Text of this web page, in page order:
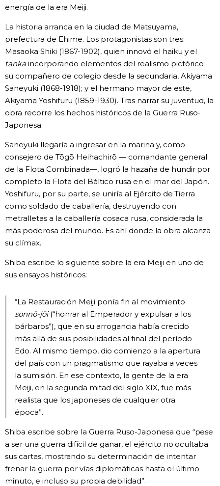
energía de la era Meiji.
La historia arranca en la ciudad de Matsuyama,
prefectura de Ehime. Los protagonistas son tres:
Masaoka Shiki (1867-1902), quien innovó el haiku y el
tankaincorporando elementos del realismo pictórico;
su compañero de colegio desde la secundaria, Akiyama
Saneyuki (1868-1918); y el hermano mayor de este,
Akiyama Yoshifuru (1859-1930). Tras narrar su juventud, la
obra recorre los hechos históricos de la Guerra Ruso-
Japonesa.
Saneyuki llegaría a ingresar en la marina y, como
consejero de Tōgō Heihachirō — comandante general
de la Flota Combinada—, logró la hazaña de hundir por
completo la Flota del Báltico rusa en el mar del Japón.
Yoshifuru, por su parte, se uniría al Ejército de Tierra
como soldado de caballería, destruyendo con
metralletas a la caballería cosaca rusa, considerada la
más poderosa del mundo. Es ahí donde la obra alcanza
su clímax.
Shiba escribe lo siguiente sobre la era Meiji en uno de
sus ensayos históricos:
“La Restauración Meiji ponía fin al movimiento
sonnō-jōi(“honrar al Emperador y expulsar a los
bárbaros”), que en su arrogancia había crecido
más allá de sus posibilidades al final del período
Edo. Al mismo tiempo, dio comienzo a la apertura
del país con un pragmatismo que rayaba a veces
la sumisión. En ese contexto, la gente de la era
Meiji, en la segunda mitad del siglo XIX, fue más
realista que los japoneses de cualquier otra
época”.
Shiba escribe sobre la Guerra Ruso-Japonesa que “pese
a ser una guerra difícil de ganar, el ejército no ocultaba
sus cartas, mostrando su determinación de intentar
frenar la guerra por vías diplomáticas hasta el último
minuto, e incluso su propia debilidad”.